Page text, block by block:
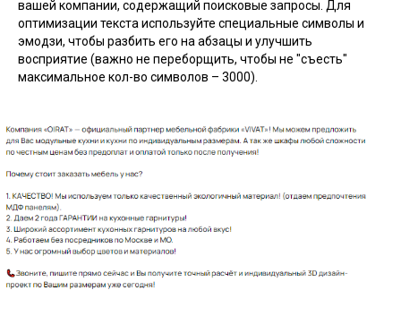
вашей компании, содержащий поисковые запросы. Для
оптимизации текста используйте специальные символы и
эмодзи, чтобы разбить его на абзацы и улучшить
восприятие (важно не переборщить, чтобы не "съесть"
максимальное кол-во символов – 3000).